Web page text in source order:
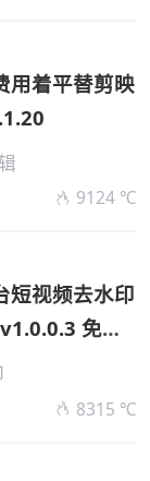
着平替剪映
9124 ℃
视频去水印
免费
8315 ℃